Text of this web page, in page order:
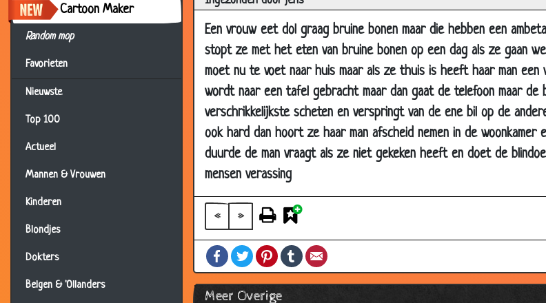
Cartoon Maker
Random mop
Favorieten
Nieuwste
Top 100
Actueel
Mannen & Vrouwen
Kinderen
Blondjes
Dokters
Belgen & 'Ollanders
Een vrouw eet dol graag bruine bonen maar die hebben een
stopt ze met het eten van bruine bonen op een dag als ze gaan
moet nu te voet naar huis maar als ze thuis is heeft haar man een
wordt naar een tafel gebracht maar dan gaat de telefoon maar de
verschrikkelijkste scheten en verspringt van de ene bil op de
ook hard dan hoort ze haar man afscheid nemen in de woonkamer
duurde de man vraagt als ze niet gekeken heeft en doet de
mensen verassing
« »
FacebookTwitterPinterestTumblr
Meer Overige
21 Oct 2002
Een sprookje
19 Oct 2002
Het oerwoud
19 Oct 2002
De dikke en dunne
19 Oct 2002
Cafè
19 Oct 2002
Hete kutjes
18 Oct 2002
Bekeuring *grappig*
Banaan
18 Oct 2002
Het huwelijksfeest
17 Oct 2002
De juwelier
17 Oct 2002
Halve krop sla